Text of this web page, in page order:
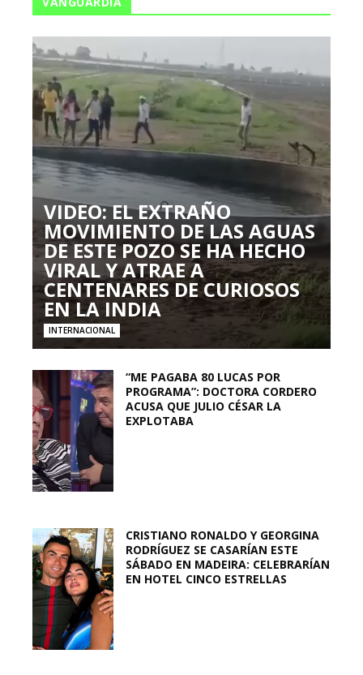
VIDEO: EL EXTRAÑO
MOVIMIENTO DE LAS AGUAS
DE ESTE POZO SE HA HECHO
VIRAL Y ATRAE A
CENTENARES DE CURIOSOS
EN LA INDIA
INTERNACIONAL
“ME PAGABA 80 LUCAS POR
PROGRAMA”: DOCTORA CORDERO
ACUSA QUE JULIO CÉSAR LA
EXPLOTABA
CRISTIANO RONALDO Y GEORGINA
RODRÍGUEZ SE CASARÍAN ESTE
SÁBADO EN MADEIRA: CELEBRARÍAN
EN HOTEL CINCO ESTRELLAS